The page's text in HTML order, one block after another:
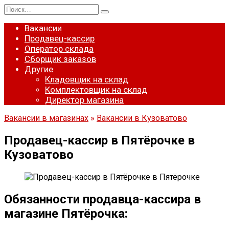
Перейти
к
содержанию
Search
for:
Вакансии
Продавец-кассир
Оператор склада
Сборщик заказов
Другие
Кладовщик на склад
Комплектовщик на склад
Директор магазина
Вакансии в магазинах » Вакансии в Кузоватово
Продавец-кассир в Пятёрочке в
Кузоватово
Обязанности продавца-кассира в
магазине Пятёрочка: